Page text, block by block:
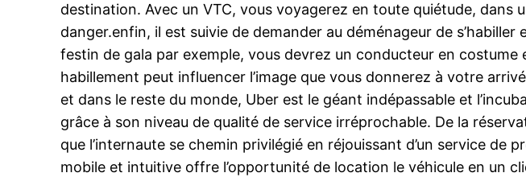
destination. Avec un VTC, vous voyagerez en toute quiétude, dans
danger.enfin, il est suivie de demander au déménageur de
festin de gala par exemple, vous devrez un conducteur en
habillement peut influencer l’image que vous donnerez à votre
et dans le reste du monde, Uber est le géant indépassable et
grâce à son niveau de qualité de service irréprochable. De la
que l’internaute se chemin privilégié en réjouissant d’un service
mobile et intuitive offre l’opportunité de location le véhicule en un